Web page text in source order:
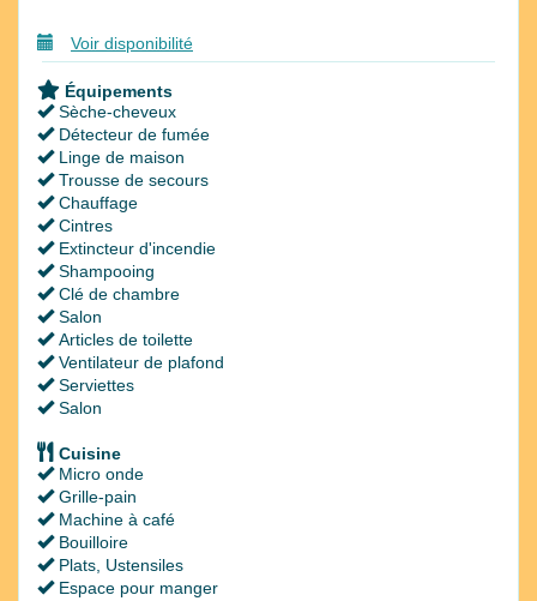
Voir disponibilité
Équipements
Sèche-cheveux
Détecteur de fumée
Linge de maison
Trousse de secours
Chauffage
Cintres
Extincteur d'incendie
Shampooing
Clé de chambre
Salon
Articles de toilette
Ventilateur de plafond
Serviettes
Salon
Cuisine
Micro onde
Grille-pain
Machine à café
Bouilloire
Plats, Ustensiles
Espace pour manger